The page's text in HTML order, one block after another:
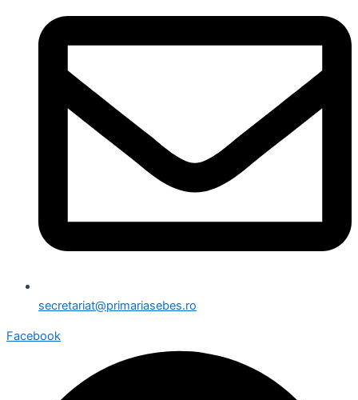
secretariat@primariasebes.ro
Facebook